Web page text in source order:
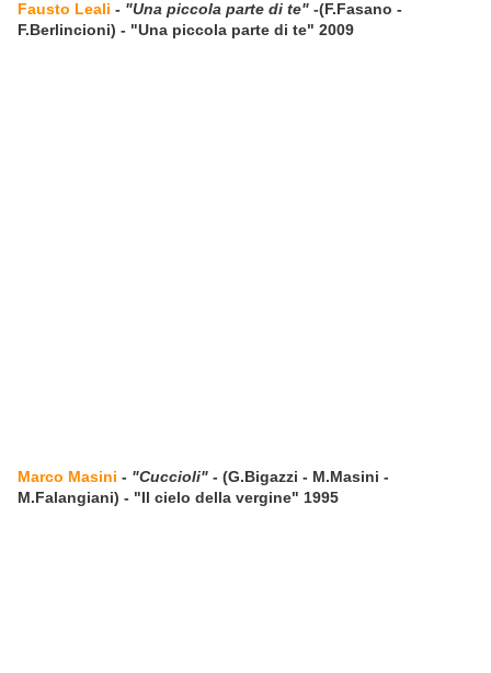
Fausto Leali - "Una piccola parte di te" -(F.Fasano -
F.Berlincioni) - "Una piccola parte di te" 2009
Marco Masini - "Cuccioli" - (G.Bigazzi - M.Masini -
M.Falangiani) - "Il cielo della vergine" 1995